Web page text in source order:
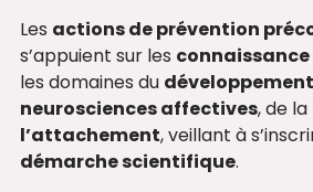
Les actions de prévention
s’appuient sur les
les domaines du
neurosciences affectives, de la
l’attachement, veillant à
démarche scientifique.